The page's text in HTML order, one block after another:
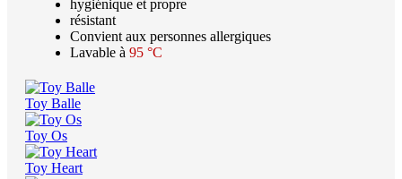
hygiénique et propre
résistant
Convient aux personnes allergiques
Lavable à 95 °C
Toy Balle
Toy Os
Toy Heart